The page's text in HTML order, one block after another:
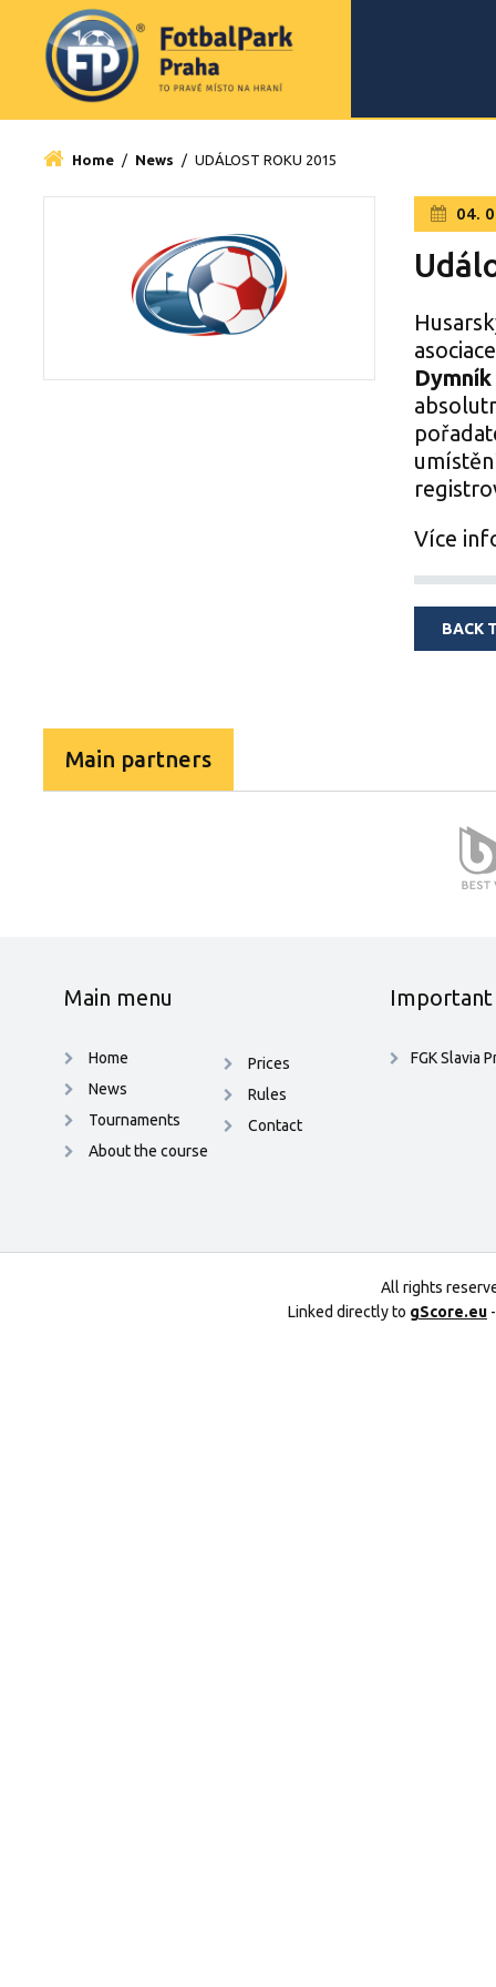
Home / News / UDÁLOST ROKU 2015
04.
Více
BACK
Main partners
Main menu
Home
News
Tournaments
About the course
Prices
Rules
Contact
Important
FGK Slavia
All rights
Linked directly to gScore.eu